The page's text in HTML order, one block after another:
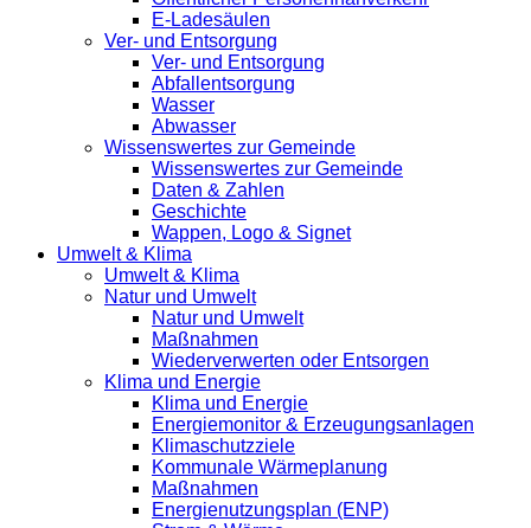
E-Ladesäulen
Ver- und Entsorgung
Ver- und Entsorgung
Abfallentsorgung
Wasser
Abwasser
Wissenswertes zur Gemeinde
Wissenswertes zur Gemeinde
Daten & Zahlen
Geschichte
Wappen, Logo & Signet
Umwelt & Klima
Umwelt & Klima
Natur und Umwelt
Natur und Umwelt
Maßnahmen
Wiederverwerten oder Entsorgen
Klima und Energie
Klima und Energie
Energiemonitor & Erzeugungsanlagen
Klimaschutzziele
Kommunale Wärmeplanung
Maßnahmen
Energienutzungsplan (ENP)